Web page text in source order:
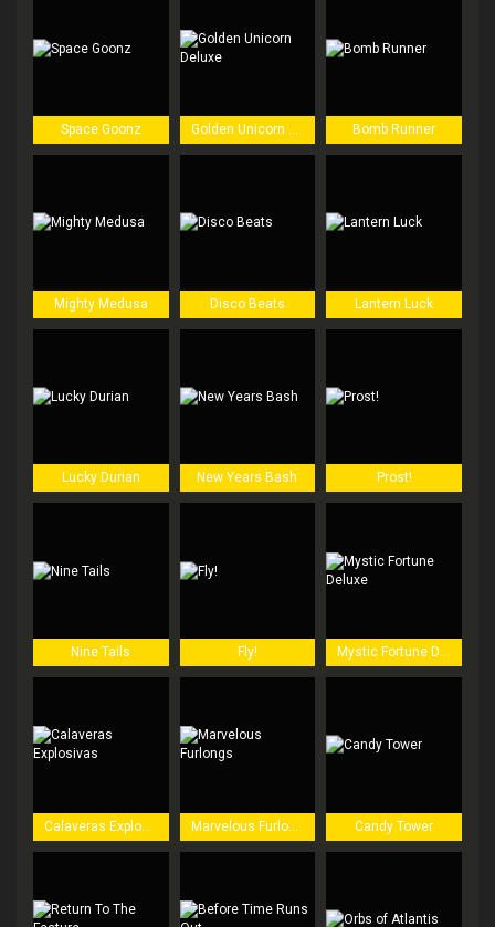
Space Goonz Golden Unicorn Deluxe Bomb Runner
Mighty Medusa Disco Beats Lantern Luck
Lucky Durian New Years Bash Prost!
Nine Tails Fly! Mystic Fortune Deluxe
Marvelous Furlongs Candy Tower